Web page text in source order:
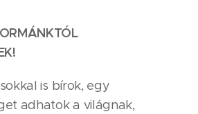
is bírok, egy
adhatok a világnak,